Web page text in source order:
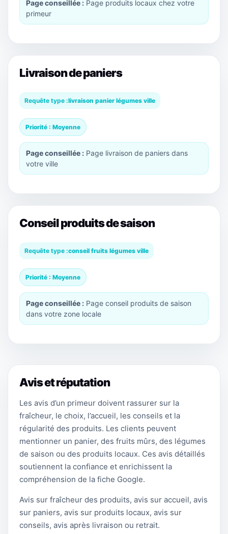
Page conseillée : Page produits locaux chez votre
primeur
Livraison de paniers
Requête type :livraison panier légumes ville
Priorité : Moyenne
Page conseillée : Page livraison de paniers dans
votre ville
Conseil produits de saison
Requête type :conseil fruits légumes ville
Priorité : Moyenne
Page conseillée : Page conseil produits de saison
dans votre zone locale
Avis et réputation
Les avis d’un primeur doivent rassurer sur la
fraîcheur, le choix, l’accueil, les conseils et la
régularité des produits. Les clients peuvent
mentionner un panier, des fruits mûrs, des légumes
de saison ou des produits locaux. Ces avis détaillés
soutiennent la confiance et enrichissent la
compréhension de la fiche Google.
Avis sur fraîcheur des produits, avis sur accueil, avis
sur paniers, avis sur produits locaux, avis sur
conseils, avis après livraison ou retrait.